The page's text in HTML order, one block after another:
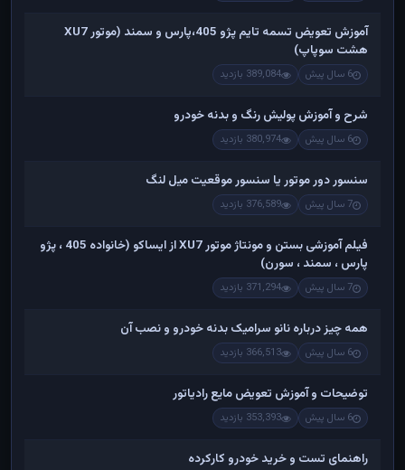
آموزش تعویض تسمه تایم پژو 405،پارس و سمند (موتور XU7
هشت سوپاپ)
6 سال پیش 389,084 بازدید
شرح و آموزش پولیش رنگ و بدنه خودرو
6 سال پیش 380,974 بازدید
سنسور دور موتور یا سنسور موقعیت میل لنگ
7 سال پیش 376,589 بازدید
فیلم آموزشی بستن و مونتاژ موتور XU7 از ایساکو (خانواده 405 ، پژو
پارس ، سمند ، سورن)
7 سال پیش 371,294 بازدید
همه چیز درباره نانو سرامیک بدنه خودرو و نصب آن
6 سال پیش 366,513 بازدید
توضیحات و آموزش تعویض مایع رادیاتور
6 سال پیش 353,393 بازدید
راهنمای تست و خريد خودرو کارکرده